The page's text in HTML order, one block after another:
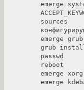
emerge
sources
emerge grub
grub
passwd
reboot
emerge
emerge